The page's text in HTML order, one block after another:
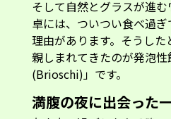
そして自然とグラスが進
卓には、ついつい食べ過
理由があります。そうし
親しまれてきたのが発泡
(Brioschi)」です。
満腹の夜に出会った